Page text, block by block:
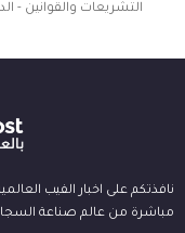
التشريعات والقوانين -
نافذتكم على اخبار الفيب
مباشرة من عالم صناعة السجائر